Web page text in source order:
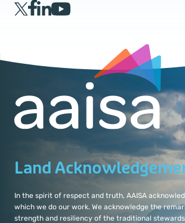
Land
In the spirit of respect and truth, AAISA
which we do our work. We acknowledge the
strength and resiliency of the traditional